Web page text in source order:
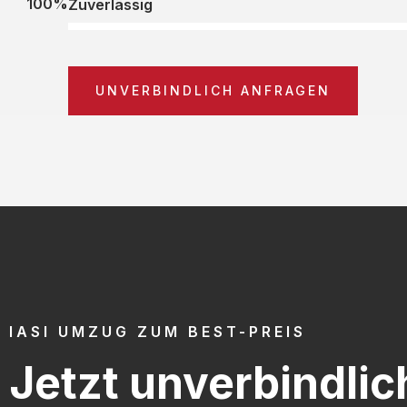
Zuverlässig
UNVERBINDLICH ANFRAGEN
IASI UMZUG ZUM BEST-PREIS
Jetzt